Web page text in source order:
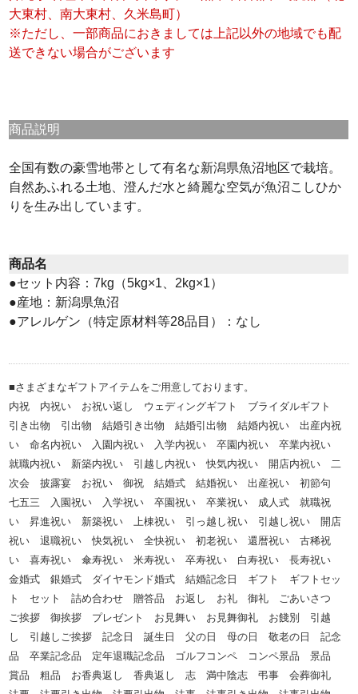
大東村、南大東村、久米島町）
※ただし、一部商品におきましては上記以外の地域でも配
送できない場合がございます
商品説明
全国有数の豪雪地帯として有名な新潟県魚沼地区で栽培。
自然あふれる土地、澄んだ水と綺麗な空気が魚沼こしひか
りを生み出しています。
商品名
●セット内容：7kg（5kg×1、2kg×1）
●産地：新潟県魚沼
●アレルゲン（特定原材料等28品目）：なし
■さまざまなギフトアイテムをご用意しております。
内祝 内祝い お祝い返し ウェディングギフト ブライダルギフト
引き出物 引出物 結婚引き出物 結婚引出物 結婚内祝い 出産内祝
い 命名内祝い 入園内祝い 入学内祝い 卒園内祝い 卒業内祝い
就職内祝い 新築内祝い 引越し内祝い 快気内祝い 開店内祝い 二
次会 披露宴 お祝い 御祝 結婚式 結婚祝い 出産祝い 初節句
七五三 入園祝い 入学祝い 卒園祝い 卒業祝い 成人式 就職祝
い 昇進祝い 新築祝い 上棟祝い 引っ越し祝い 引越し祝い 開店
祝い 退職祝い 快気祝い 全快祝い 初老祝い 還暦祝い 古稀祝
い 喜寿祝い 傘寿祝い 米寿祝い 卒寿祝い 白寿祝い 長寿祝い
金婚式 銀婚式 ダイヤモンド婚式 結婚記念日 ギフト ギフトセッ
ト セット 詰め合わせ 贈答品 お返し お礼 御礼 ごあいさつ
ご挨拶 御挨拶 プレゼント お見舞い お見舞御礼 お餞別 引越
し 引越しご挨拶 記念日 誕生日 父の日 母の日 敬老の日 記念
品 卒業記念品 定年退職記念品 ゴルフコンペ コンペ景品 景品
賞品 粗品 お香典返し 香典返し 志 満中陰志 弔事 会葬御礼